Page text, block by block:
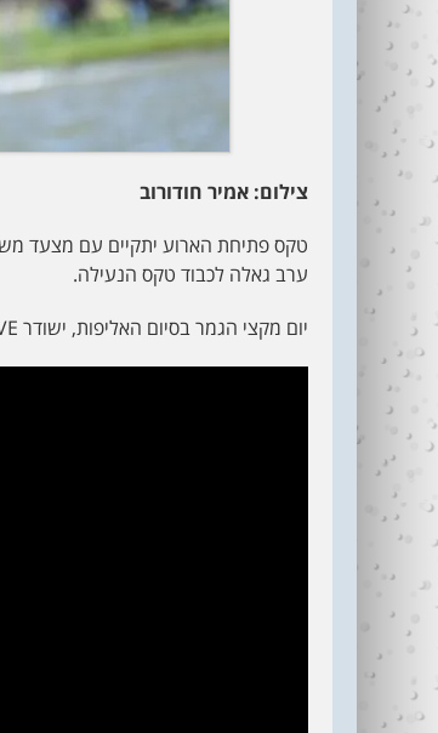
צילום: אמיר חודורוב
טקס פתיחת הארוע יתקיים עם מצעד
ערב גאלה לכבוד טקס הנעילה.
יום מקצי הגמר בסיום האליפות, ישודר LIVE למספר מדינות באירופה.